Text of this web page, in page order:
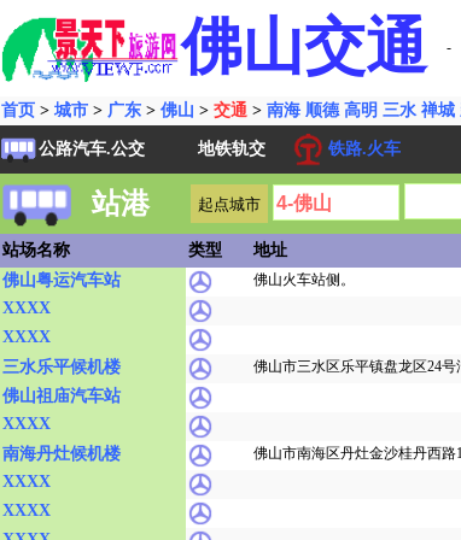
佛山交通 -
首页 > 城市 > 广东 > 佛山 > 交通 > 南海 顺德 高明 三水 禅城
公路汽车.公交 地铁轨交 铁路.火车
站港
站场名称 类型 地址
佛山粤运汽车站 佛山火车站侧。
XXXX
XXXX
三水乐平候机楼
佛山市三水区乐平镇盘龙区24号
佛山祖庙汽车站
XXXX
南海丹灶候机楼
佛山市南海区丹灶金沙桂丹西路
XXXX
XXXX